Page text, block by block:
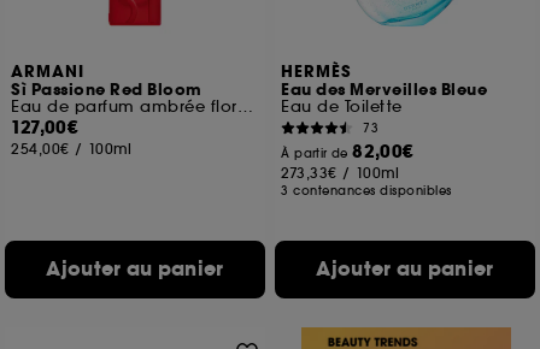
ARMANI
Sì Passione Red Bloom
Eau de parfum ambrée florale fruitée
127,00€
254,00€ / 100ml
Ajouter au panier
HERMÈS
Eau des Merveilles Bleue
Eau de Toilette
73
À partir de82,00€
273,33€ / 100ml
3 contenances disponibles
Ajouter au panier